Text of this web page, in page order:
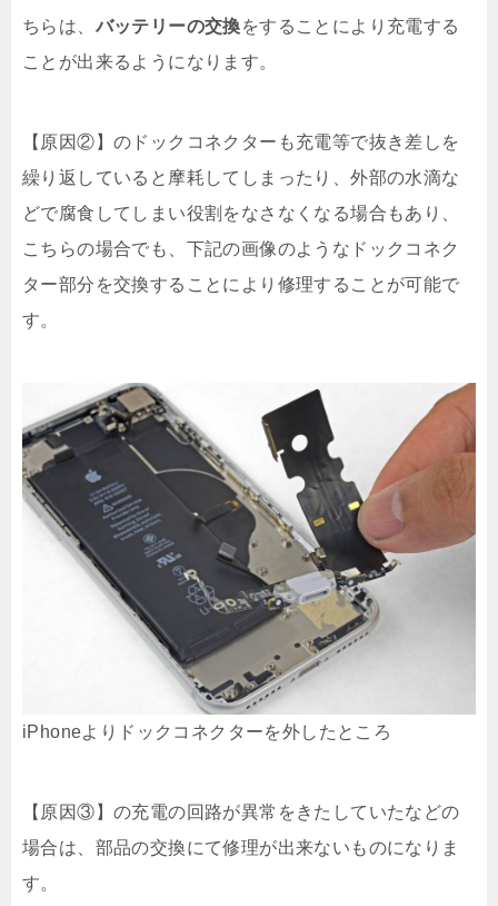
ちらは、 バッテリーの交換をすることにより充電する
ことが出来るようになります。
【原因②】のドックコネクターも充電等で抜き差しを
繰り返していると摩耗してしまったり、外部の水滴な
どで腐食してしまい役割をなさなくなる場合もあり、
こちらの場合でも、下記の画像のようなドックコネク
ター部分を交換することにより修理することが可能で
す。
iPhoneよりドックコネクターを外したところ
【原因③】の充電の回路が異常をきたしていたなどの
場合は、部品の交換にて修理が出来ないものになりま
す。